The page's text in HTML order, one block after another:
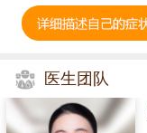
医生团队